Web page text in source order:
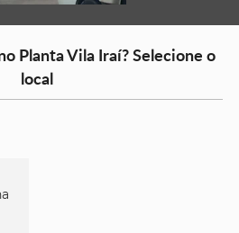
Planta Vila Iraí? Selecione o
local